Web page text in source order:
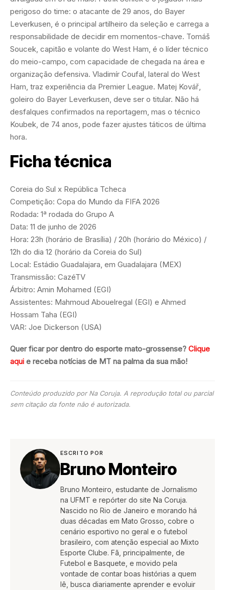
perigoso do time: o atacante de 29 anos, do Bayer
Leverkusen, é o principal artilheiro da seleção e carrega a
responsabilidade de decidir em momentos-chave. Tomáš
Soucek, capitão e volante do West Ham, é o líder técnico
do meio-campo, com capacidade de chegada na área e
organização defensiva. Vladimír Coufal, lateral do West
Ham, traz experiência da Premier League. Matej Kovář,
goleiro do Bayer Leverkusen, deve ser o titular. Não há
desfalques confirmados na reportagem, mas o técnico
Koubek, de 74 anos, pode fazer ajustes táticos de última
hora.
Ficha técnica
Coreia do Sul x República Tcheca
Competição: Copa do Mundo da FIFA 2026
Rodada: 1ª rodada do Grupo A
Data: 11 de junho de 2026
Hora: 23h (horário de Brasília) / 20h (horário do México) /
12h do dia 12 (horário da Coreia do Sul)
Local: Estádio Guadalajara, em Guadalajara (MEX)
Transmissão: CazéTV
Árbitro: Amin Mohamed (EGI)
Assistentes: Mahmoud Abouelregal (EGI) e Ahmed
Hossam Taha (EGI)
VAR: Joe Dickerson (USA)
Quer ficar por dentro do esporte mato-grossense? Clique
aqui e receba notícias de MT na palma da sua mão!
Conteúdo produzido por Na Coruja. A reprodução total ou parcial
sem citação da fonte não é autorizada.
ESCRITO POR
Bruno Monteiro
Bruno Monteiro, estudante de Jornalismo
na UFMT e repórter do site Na Coruja.
Nascido no Rio de Janeiro e morando há
duas décadas em Mato Grosso, cobre o
cenário esportivo no geral e o futebol
brasileiro, com atenção especial ao Mixto
Esporte Clube. Fã, principalmente, de
Futebol e Basquete, e movido pela
vontade de contar boas histórias a quem
lê, busca diariamente aprender e evoluir